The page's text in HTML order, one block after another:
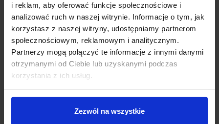
i reklam, aby oferować funkcje społecznościowe i
analizować ruch w naszej witrynie. Informacje o tym, jak
korzystasz z naszej witryny, udostępniamy partnerom
społecznościowym, reklamowym i analitycznym.
Partnerzy mogą połączyć te informacje z innymi danymi
otrzymanymi od Ciebie lub uzyskanymi podczas
korzystania z ich usług.
Zezwól na wszystkie
natomiast układy w formie prostokątów, liter lub
przecinających się pasów stają się główną dekoracją
wnętrza.
Barwa światła powinna odpowiadać funkcji
pomieszczenia. Ciepłe 2700–3000K buduje przytulny
nastrój, neutralne 4000K sprawdza się w kuchni i
zmieniać atmosferę zależnie od pory dnia. Dobrze
zaprojektowany profil LED do zabudowy zapewnia